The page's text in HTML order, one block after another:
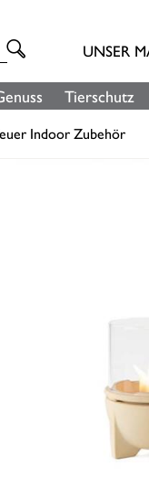
UNSER
Tierschutz
Indoor Zubehör